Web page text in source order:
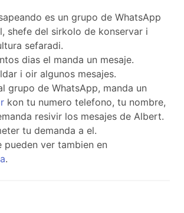
es un grupo de WhatsApp
shefe del sirkolo de konservar i
sefaradi.
dias el manda un mesaje.
i oir algunos mesajes.
grupo de WhatsApp, manda un
kon tu numero telefono, tu nombre,
resivir los mesajes de Albert.
tu demanda a el.
pueden ver tambien en
.